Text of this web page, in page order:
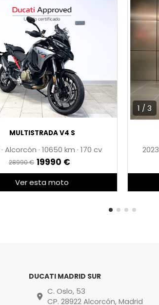
nos visites en nuestras
Madrid Sur Calle Oslo
MULTISTRADA V4 S
· Alcorcón · 10650 · 170 cv
28990 € 19990 €
Ver esta moto
1 / 3
2023
DUCATI MADRID SUR
C. Oslo, 53
CP. 28922 Alcorcón, Madrid